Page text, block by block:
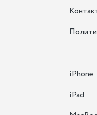
iPhone
iPad